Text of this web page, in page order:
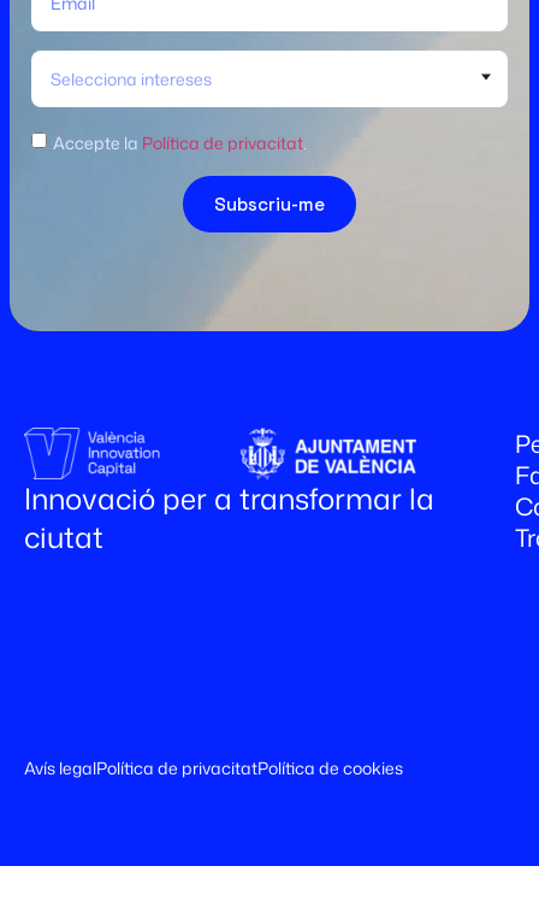
Selecciona intereses
Accepte la Política de privacitat.
Subscriu-me
Innovació per a transformar la
ciutat
Avís legalPolítica de privacitatPolítica de cookies